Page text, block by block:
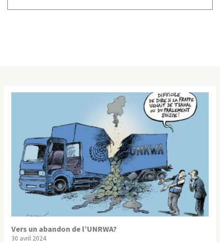
Vers un abandon de l’UNRWA?
30 avril 2024